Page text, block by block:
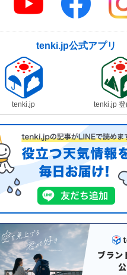
tenki.jp公式アプリ
tenki.jp tenki.jp